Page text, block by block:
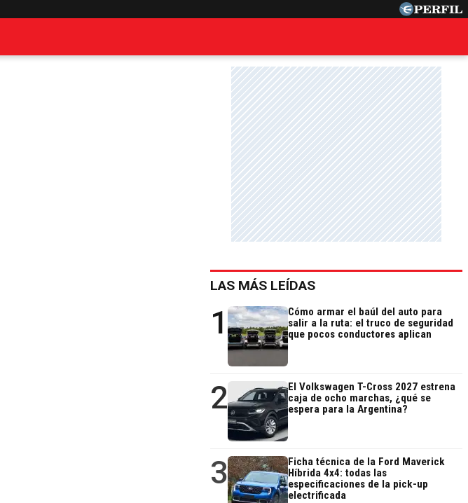
LAS MÁS LEÍDAS
1
Cómo armar el baúl del auto para
salir a la ruta: el truco de seguridad
que pocos conductores aplican
2
El Volkswagen T-Cross 2027 estrena
caja de ocho marchas, ¿qué se
espera para la Argentina?
3
Ficha técnica de la Ford Maverick
Híbrida 4x4: todas las
especificaciones de la pick-up
electrificada